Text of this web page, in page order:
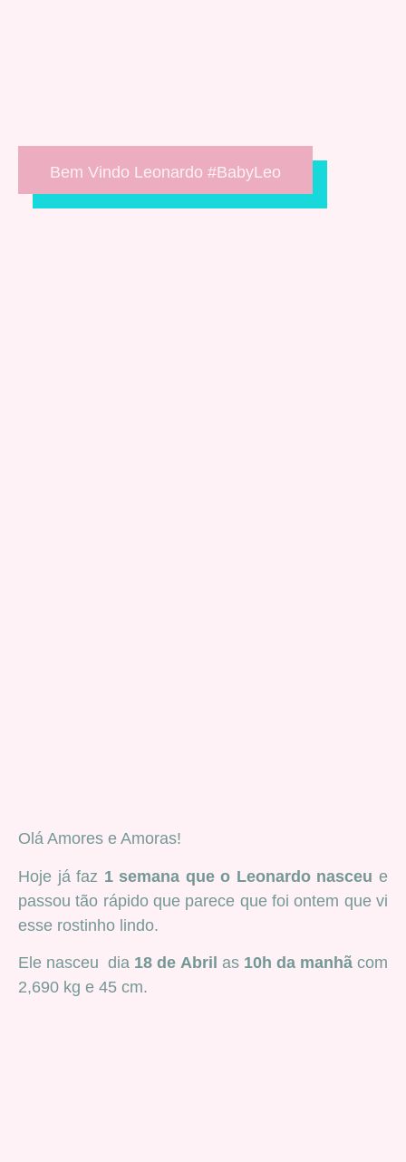
Bem Vindo Leonardo #BabyLeo
Olá Amores e Amoras!
Hoje já faz 1 semana que o Leonardo nasceu e
passou tão rápido que parece que foi ontem que vi
esse rostinho lindo.
Ele nasceu dia 18 de Abril as 10h da manhãcom
2,690 kg e 45 cm.